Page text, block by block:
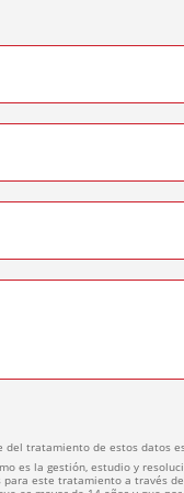
tratamiento de estos datos es
es la gestión, estudio y
este tratamiento a través